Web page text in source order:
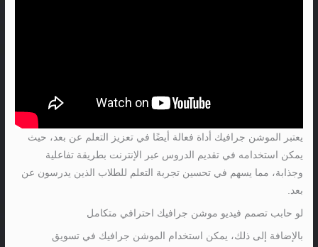
يعتبر الموشن جرافيك أداة فعالة أيضًا في تعزيز التعلم عن بعد، حيث
يمكن استخدامه في تقديم الدروس عبر الإنترنت بطريقة تفاعلية
وجذابة، مما يسهم في تحسين تجربة التعلم للطلاب الذين يدرسون عن
بعد.
لو حابب تصمم فيديو موشن جرافيك احترافي متكامل
بالإضافة إلى ذلك، يمكن استخدام الموشن جرافيك في تسويق